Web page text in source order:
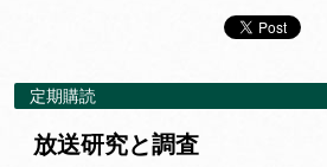
定期購読
放送研究と調査